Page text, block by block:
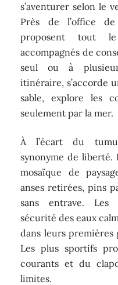
s’aventurer selon le
Près de l’office
proposent tout le
accompagnés de
seul ou à
itinéraire, s’accorde
sable, explore les
seulement par la mer.
À l’écart du
synonyme de liberté.
mosaïque de
anses retirées, pins
sans entrave. Les
sécurité des eaux
dans leurs premières
Les plus sportifs
courants et du
limites.